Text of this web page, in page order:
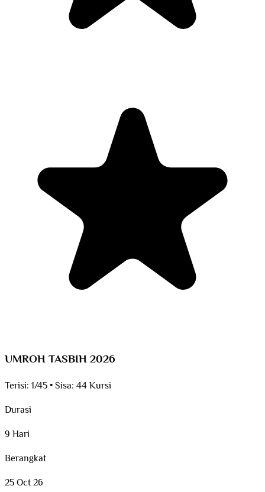
UMROH TASBIH 2026
Terisi: 1/45•Sisa: 44 Kursi
Durasi
9 Hari
Berangkat
25 Oct 26